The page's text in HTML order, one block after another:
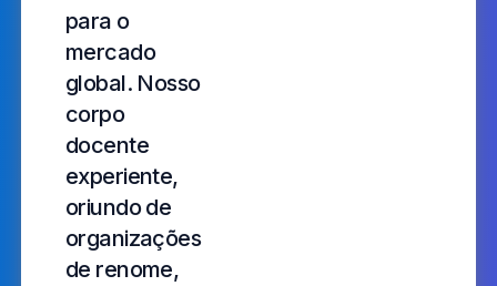
para o
mercado
global. Nosso
corpo
docente
experiente,
oriundo de
organizações
de renome,